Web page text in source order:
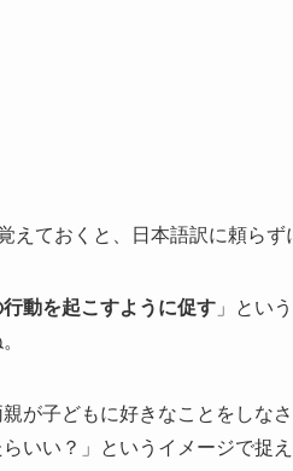
えておくと、日本語訳に頼らず
動を起こすように促す 」とい
が子どもに好きなことをしな
いい？」というイメージで捉